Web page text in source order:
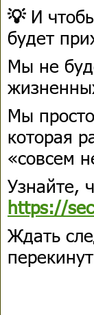
💡 И
будет
Мы не
Мы
которая
«совсем
Узнайте,
https://
Ждать